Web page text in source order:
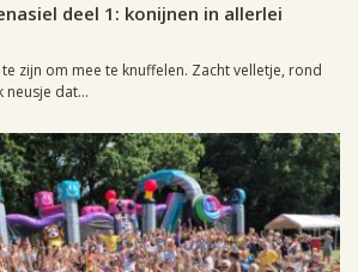
deel 1: konijnen in allerlei
zijn om mee te knuffelen. Zacht velletje, rond
dat...